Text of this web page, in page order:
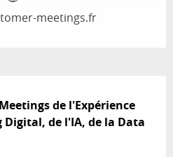
meetings.fr
de l'Expérience
de l'IA, de la Data